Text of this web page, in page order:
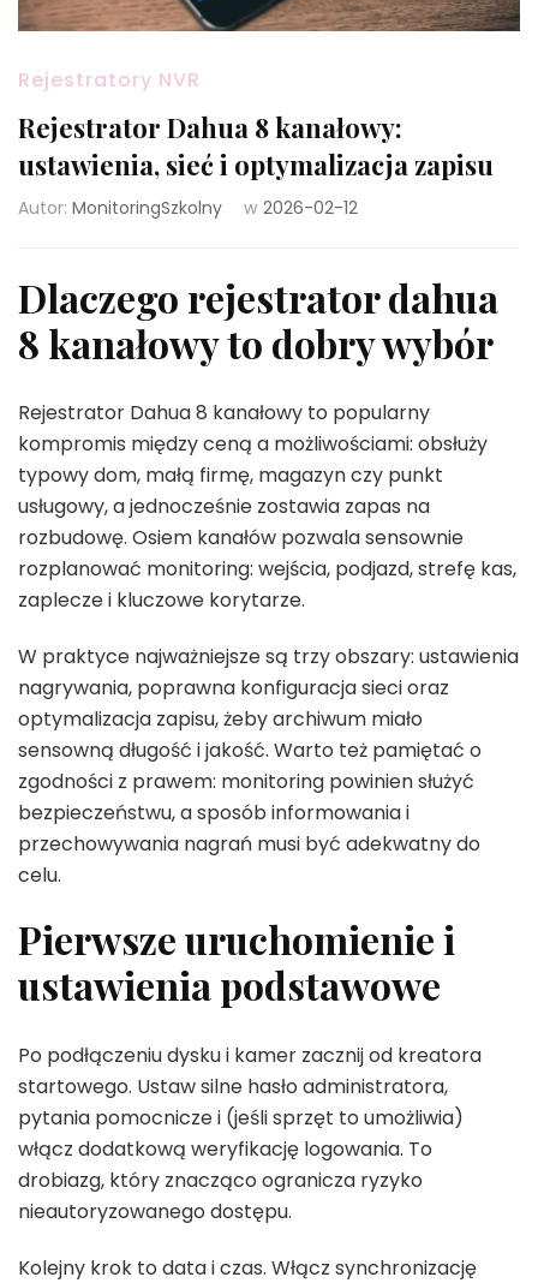
Rejestratory NVR
Rejestrator Dahua 8 kanałowy:
ustawienia, sieć i optymalizacja zapisu
Autor: MonitoringSzkolny w 2026-02-12
Dlaczego rejestrator dahua
8 kanałowy to dobry wybór
Rejestrator Dahua 8 kanałowy to popularny
kompromis między ceną a możliwościami: obsłuży
typowy dom, małą firmę, magazyn czy punkt
usługowy, a jednocześnie zostawia zapas na
rozbudowę. Osiem kanałów pozwala sensownie
rozplanować monitoring: wejścia, podjazd, strefę kas,
zaplecze i kluczowe korytarze.
W praktyce najważniejsze są trzy obszary: ustawienia
nagrywania, poprawna konfiguracja sieci oraz
optymalizacja zapisu, żeby archiwum miało
sensowną długość i jakość. Warto też pamiętać o
zgodności z prawem: monitoring powinien służyć
bezpieczeństwu, a sposób informowania i
przechowywania nagrań musi być adekwatny do
celu.
Pierwsze uruchomienie i
ustawienia podstawowe
Po podłączeniu dysku i kamer zacznij od kreatora
startowego. Ustaw silne hasło administratora,
pytania pomocnicze i (jeśli sprzęt to umożliwia)
włącz dodatkową weryfikację logowania. To
drobiazg, który znacząco ogranicza ryzyko
nieautoryzowanego dostępu.
Kolejny krok to data i czas. Włącz synchronizację